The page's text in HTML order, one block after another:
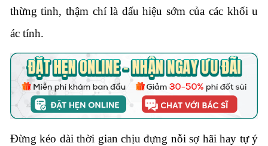
thừng tinh, thậm chí là dấu hiệu sớm của các khối u
ác tính.
Đừng kéo dài thời gian chịu đựng nỗi sợ hãi hay tự ý